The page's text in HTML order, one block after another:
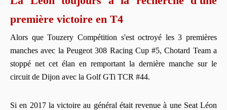
première victoire en T4
Alors que Touzery Compétition s'est octroyé les 3 premières
manches avec la Peugeot 308 Racing Cup #5, Chotard Team a
stoppé net cet élan en remportant la dernière manche sur le
circuit de Dijon avec la Golf GTi TCR #44.
Si en 2017 la victoire au général était revenue à une Seat Léon